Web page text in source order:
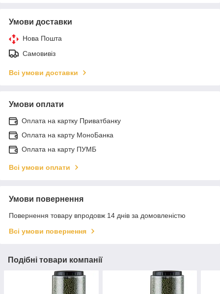
Умови доставки
Нова Пошта
Самовивіз
Всі умови доставки
Умови оплати
Оплата на картку Приватбанку
Оплата на карту МоноБанка
Оплата на карту ПУМБ
Всі умови оплати
Умови повернення
Повернення товару впродовж 14 днів за домовленістю
Всі умови повернення
Подібні товари компанії